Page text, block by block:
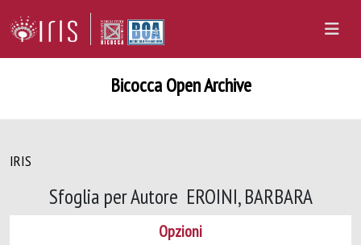
Bicocca Open Archive
IRIS
Sfoglia per Autore EROINI, BARBARA
Opzioni